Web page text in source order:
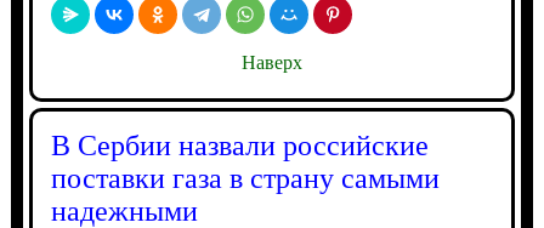
Наверх
В Сербии назвали российские
поставки газа в страну самыми
надежными